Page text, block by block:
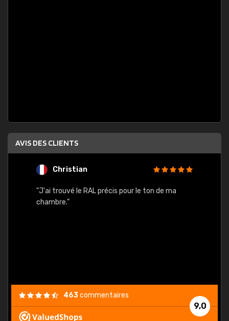
AVIS DES CLIENTS
Christian
"J'ai trouvé le RAL précis pour le ton de ma
chambre."
9,0
463commentaires